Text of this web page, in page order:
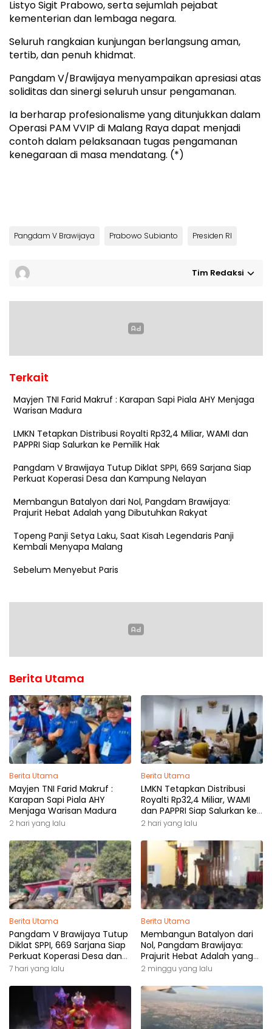
Listyo Sigit Prabowo, serta sejumlah pejabat
kementerian dan lembaga negara.
Seluruh rangkaian kunjungan berlangsung aman,
tertib, dan penuh khidmat.
Pangdam V/Brawijaya menyampaikan apresiasi atas
soliditas dan sinergi seluruh unsur pengamanan.
Ia berharap profesionalisme yang ditunjukkan dalam
Operasi PAM VVIP di Malang Raya dapat menjadi
contoh dalam pelaksanaan tugas pengamanan
kenegaraan di masa mendatang. (*)
Pangdam V Brawijaya Prabowo Subianto Presiden RI
Tim Redaksi
Terkait
Mayjen TNI Farid Makruf : Karapan Sapi Piala AHY Menjaga
Warisan Madura
LMKN Tetapkan Distribusi Royalti Rp32,4 Miliar, WAMI dan
PAPPRI Siap Salurkan ke Pemilik Hak
Pangdam V Brawijaya Tutup Diklat SPPI, 669 Sarjana Siap
Perkuat Koperasi Desa dan Kampung Nelayan
Membangun Batalyon dari Nol, Pangdam Brawijaya:
Prajurit Hebat Adalah yang Dibutuhkan Rakyat
Topeng Panji Setya Laku, Saat Kisah Legendaris Panji
Kembali Menyapa Malang
Sebelum Menyebut Paris
Berita Utama
Berita Utama
Mayjen TNI Farid Makruf :
Karapan Sapi Piala AHY
Menjaga Warisan Madura
2 hari yang lalu
Berita Utama
LMKN Tetapkan Distribusi
Royalti Rp32,4 Miliar, WAMI
dan PAPPRI Siap Salurkan ke
Pemilik Hak
2 hari yang lalu
Berita Utama
Pangdam V Brawijaya Tutup
Diklat SPPI, 669 Sarjana Siap
Perkuat Koperasi Desa dan
Kampung Nelayan
7 hari yang lalu
Berita Utama
Membangun Batalyon dari
Nol, Pangdam Brawijaya:
Prajurit Hebat Adalah yang
Dibutuhkan Rakyat
2 minggu yang lalu